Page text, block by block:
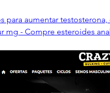
para aumentar
mg - Compre esteroides